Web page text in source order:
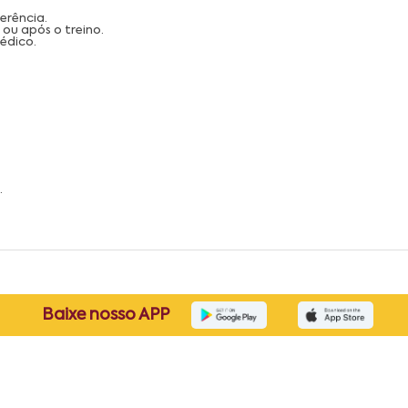
após o treino.
Baixe nosso APP